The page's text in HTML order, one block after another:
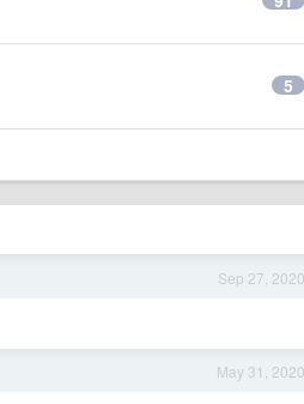
5
Sep 27, 2020
May 31, 2020